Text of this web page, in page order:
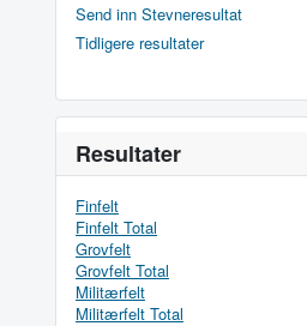
Send inn Stevneresultat
Tidligere resultater
Resultater
Finfelt
Finfelt Total
Grovfelt
Grovfelt Total
Militærfelt
Militærfelt Total